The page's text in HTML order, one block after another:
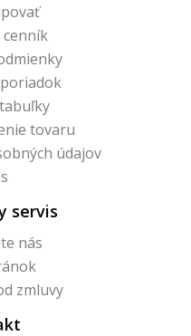
tovaru
údajov
servis
nás
zmluvy